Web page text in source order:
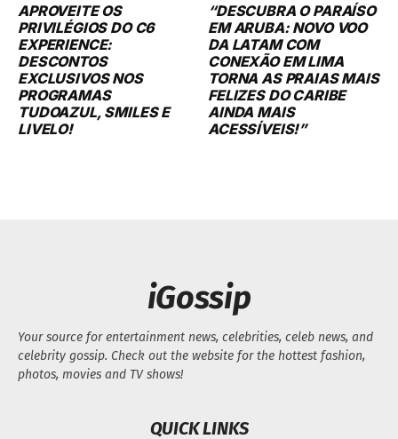
APROVEITE OS
PRIVILÉGIOS DO C6
EXPERIENCE:
DESCONTOS
EXCLUSIVOS NOS
PROGRAMAS
TUDOAZUL, SMILES E
LIVELO!
“DESCUBRA O PARAÍSO
EM ARUBA: NOVO VOO
DA LATAM COM
CONEXÃO EM LIMA
TORNA AS PRAIAS MAIS
FELIZES DO CARIBE
AINDA MAIS
ACESSÍVEIS!”
iGossip
Your source for entertainment news, celebrities, celeb news, and
celebrity gossip. Check out the website for the hottest fashion,
photos, movies and TV shows!
QUICK LINKS